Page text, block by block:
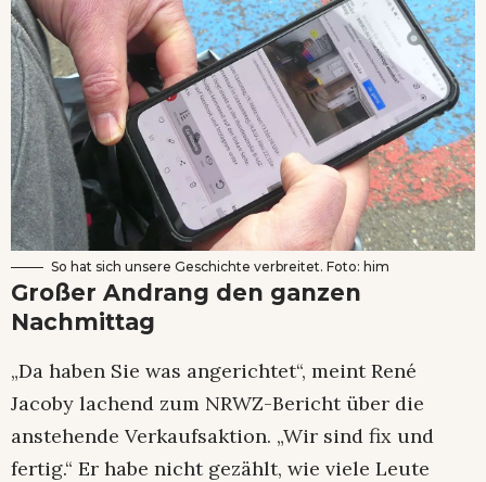
So hat sich unsere Geschichte verbreitet. Foto: him
Großer Andrang den ganzen
Nachmittag
„Da haben Sie was angerichtet“, meint René
Jacoby lachend zum NRWZ-Bericht über die
anstehende Verkaufsaktion. „Wir sind fix und
fertig.“ Er habe nicht gezählt, wie viele Leute